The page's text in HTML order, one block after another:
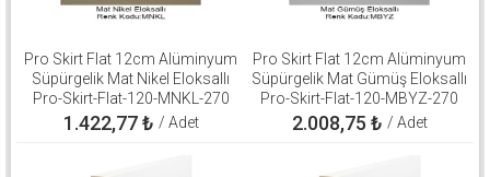
Pro Skirt Flat 12cm Alüminyum
Süpürgelik Mat Nikel Eloksallı
Pro-Skirt-Flat-120-MNKL-270
1.422,77₺ / Adet
Pro Skirt Flat 12cm Alüminyum
Süpürgelik Mat Gümüş Eloksallı
Pro-Skirt-Flat-120-MBYZ-270
2.008,75 ₺ / Adet